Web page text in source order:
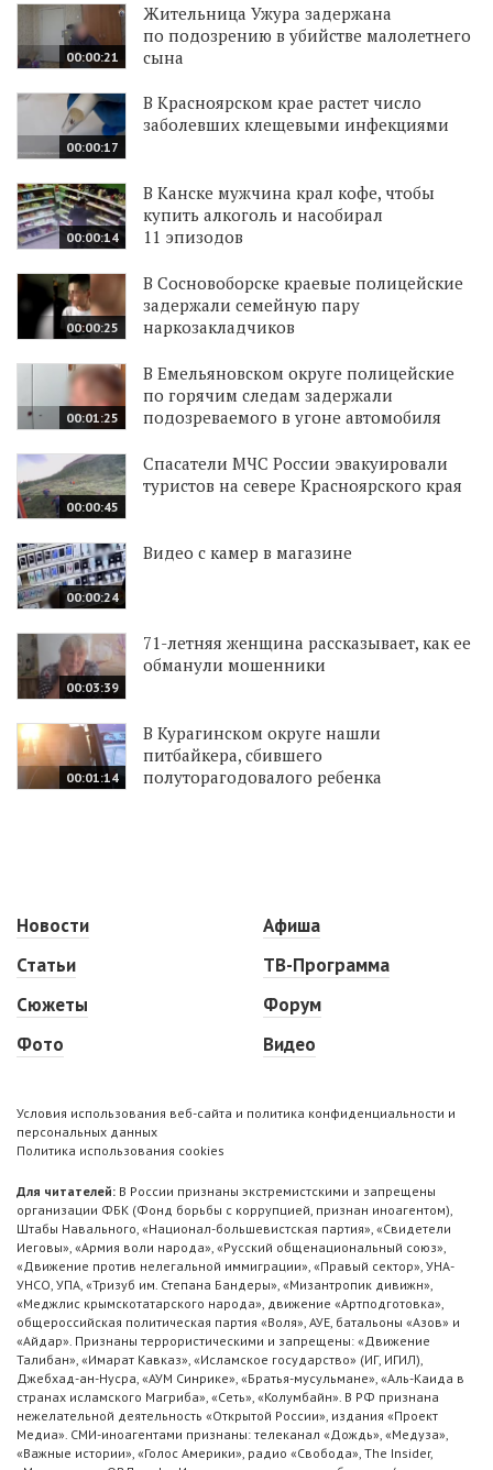
00:00:21
Жительница Ужура задержана
по подозрению в убийстве малолетнего
сына
00:00:17
В Красноярском крае растет число
заболевших клещевыми инфекциями
00:00:14
В Канске мужчина крал кофе, чтобы
купить алкоголь и насобирал
11 эпизодов
00:00:25
В Сосновоборске краевые полицейские
задержали семейную пару
наркозакладчиков
00:01:25
В Емельяновском округе полицейские
по горячим следам задержали
подозреваемого в угоне автомобиля
00:00:45
Спасатели МЧС России эвакуировали
туристов на севере Красноярского края
00:00:24
Видео с камер в магазине
00:03:39
71-летняя женщина рассказывает, как ее
обманули мошенники
00:01:14
В Курагинском округе нашли
питбайкера, сбившего
полуторагодовалого ребенка
Новости
Статьи
Сюжеты
Фото
Афиша
ТВ-Программа
Форум
Видео
Условия использования веб-сайта и политика конфиденциальности и
персональных данных
Политика использования cookies
Для читателей: В России признаны экстремистскими и запрещены
организации ФБК (Фонд борьбы с коррупцией, признан иноагентом),
Штабы Навального, «Национал-большевистская партия», «Свидетели
Иеговы», «Армия воли народа», «Русский общенациональный союз»,
«Движение против нелегальной иммиграции», «Правый сектор», УНА-
УНСО, УПА, «Тризуб им. Степана Бандеры», «Мизантропик дивижн»,
«Меджлис крымскотатарского народа», движение «Артподготовка»,
общероссийская политическая партия «Воля», АУЕ, батальоны «Азов» и
«Айдар». Признаны террористическими и запрещены: «Движение
Талибан», «Имарат Кавказ», «Исламское государство» (ИГ, ИГИЛ),
Джебхад-ан-Нусра, «АУМ Синрике», «Братья-мусульмане», «Аль-Каида в
странах исламского Магриба», «Сеть», «Колумбайн». В РФ признана
нежелательной деятельность «Открытой России», издания «Проект
Медиа». СМИ-иноагентами признаны: телеканал «Дождь», «Медуза»,
«Важные истории», «Голос Америки», радио «Свобода», The Insider,